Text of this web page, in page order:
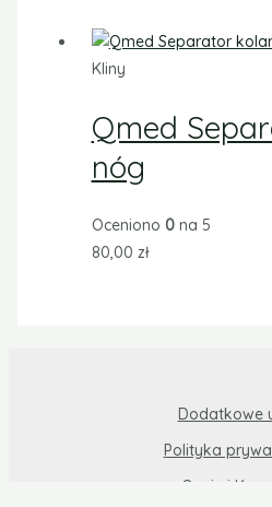
Kliny
Qmed
nóg
Oceniono 0na 5
80,00 zł
Dodatkowe
Polityka
Opcje i